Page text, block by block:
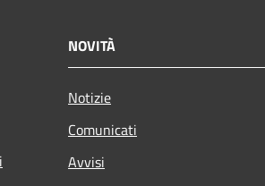
NOVITÀ
Notizie
Comunicati
Avvisi